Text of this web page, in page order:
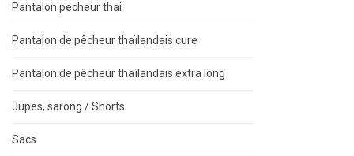
Pantalon pecheur thai
Pantalon de pêcheur thaïlandais cure
Pantalon de pêcheur thaïlandais extra long
Jupes, sarong / Shorts
Sacs